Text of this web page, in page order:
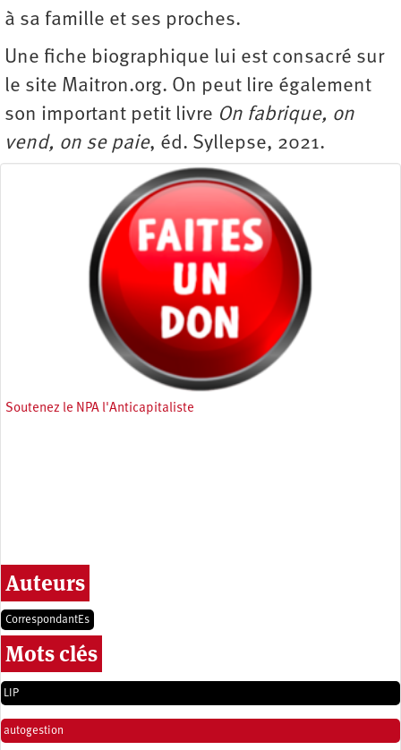
à sa famille et ses proches.
Une fiche biographique lui est consacré sur
le site Maitron.org. On peut lire également
son important petit livre On fabrique, on
vend, on se paie, éd. Syllepse, 2021.
Soutenez le NPA l'Anticapitaliste
Auteurs
CorrespondantEs
Mots clés
LIP
autogestion